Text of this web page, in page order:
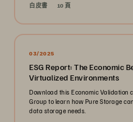
白皮書 10 頁
03/2025
ESG Report: The Economic
Virtualized Environments
Download this Economic Validation
Group to learn how Pure Storage
data storage needs.